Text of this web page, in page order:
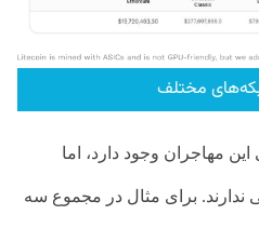
مختلف
مهاجران وجود دارد، اما
ندارند. برای مثال در مجموع سه